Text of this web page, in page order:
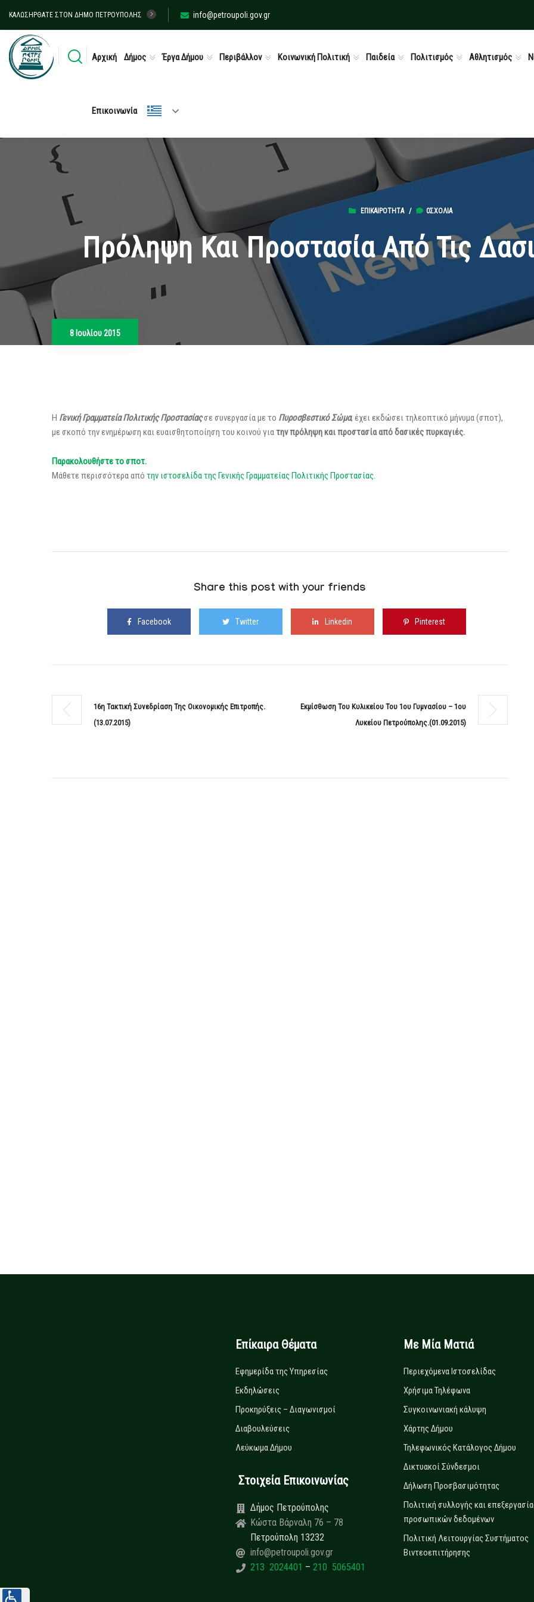
ΚΑΛΩΣΉΡΘΑΤΕ ΣΤΟΝ ΔΉΜΟ ΠΕΤΡΟΎΠΟΛΗΣ info@petroupoli.gov.gr
Αρχική Δήμος Έργα Δήμου Περιβάλλον Κοινωνική Πολιτική Παιδεία Πολιτισμός Αθλητισμός
Επικοινωνία
ΕΠΙΚΑΙΡΌΤΗΤΑ/ 0ΣΧΌΛΙΑ
Πρόληψη Και Προστασία Από Τις
8 Ιουλίου 2015
Η Γενική Γραμματεία Πολιτικής Προστασίαςσε συνεργασία με το Πυροσβεστικό Σώμα, έχει εκδώσει τηλεοπτικό μήνυμα (σποτ),
με σκοπό την ενημέρωση και ευαισθητοποίηση του κοινού γιατην πρόληψη και προστασία από δασικές πυρκαγιές.
Παρακολουθήστε το σποτ.
Μάθετε περισσότερα από την ιστοσελίδα της Γενικής Γραμματείας Πολιτικής Προστασίας.
Share this post with your friends
Facebook Twitter Linkedin Pinterest
16η Τακτική Συνεδρίαση Της Οικονομικής Επιτροπής.
(13.07.2015)
Εκμίσθωση Του Κυλικείου Του 1ου Γυμνασίου – 1ου
Λυκείου Πετρούπολης.(01.09.2015)
Επίκαιρα Θέματα
Εφημερίδα της Υπηρεσίας
Εκδηλώσεις
Προκηρύξεις – Διαγωνισμοί
Διαβουλεύσεις
Λεύκωμα Δήμου
Στοιχεία Επικοινωνίας
Δήμος Πετρούπολης
Κώστα Βάρναλη 76 – 78
Πετρούπολη 13232
info@petroupoli.gov.gr
213 2024401 – 210 5065401
Με Μία Ματιά
Περιεχόμενα Ιστοσελίδας
Χρήσιμα Τηλέφωνα
Συγκοινωνιακή κάλυψη
Χάρτης Δήμου
Τηλεφωνικός Κατάλογος Δήμου
Δικτυακοί Σύνδεσμοι
Δήλωση Προσβασιμότητας
Πολιτική συλλογής και
προσωπικών δεδομένων
Πολιτική Λειτουργίας Συστήματος
Βιντεοεπιτήρησης